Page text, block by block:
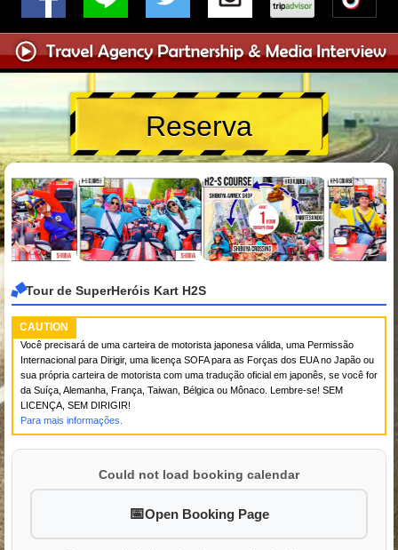
Reserva
Tour de SuperHeróis Kart H2S
CAUTION
Você precisará de uma carteira de motorista japonesa válida, uma Permissão
Internacional para Dirigir, uma licença SOFA para as Forças dos EUA no Japão ou
sua própria carteira de motorista com uma tradução oficial em japonês, se você for
da Suíça, Alemanha, França, Taiwan, Bélgica ou Mônaco. Lembre-se! SEM
LICENÇA, SEM DIRIGIR!
Para mais informações.
Could not load booking calendar
Open Booking Page